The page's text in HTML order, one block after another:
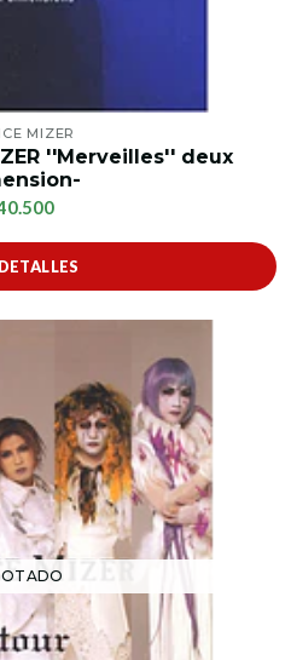
MIZER
''Merveilles'' deux